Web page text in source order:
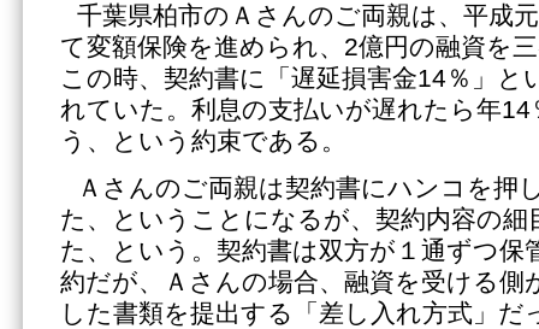
千葉県柏市のＡさんのご両親は、平成
て変額保険を進められ、2億円の融資を
この時、契約書に「遅延損害金14％」と
れていた。利息の支払いが遅れたら年14
う、という約束である。
Ａさんのご両親は契約書にハンコを押
た、ということになるが、契約内容の細
た、という。契約書は双方が１通ずつ保
約だが、Ａさんの場合、融資を受ける側
した書類を提出する「差し入れ方式」だ